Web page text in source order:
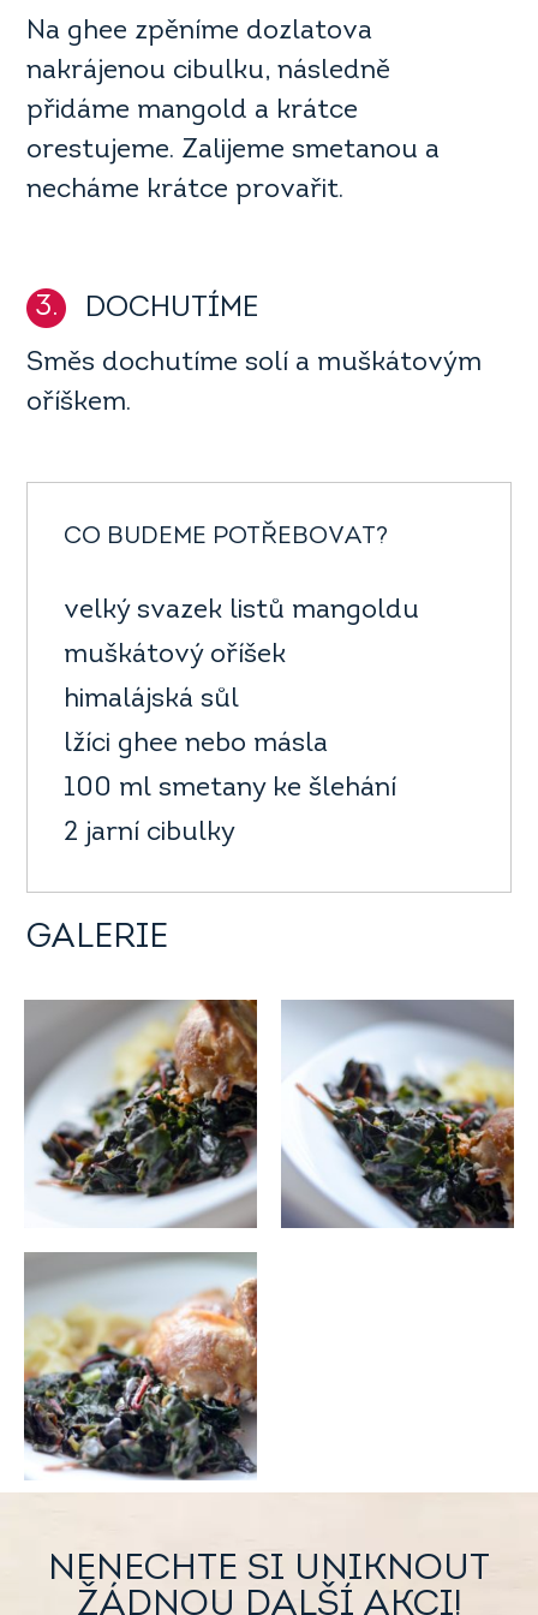
Na ghee zpěníme dozlatova
nakrájenou cibulku, následně
přidáme mangold a krátce
orestujeme. Zalijeme smetanou a
necháme krátce provařit.
3. DOCHUTÍME
Směs dochutíme solí a muškátovým
oříškem.
CO BUDEME POTŘEBOVAT?
velký svazek listů mangoldu
muškátový oříšek
himalájská sůl
lžíci ghee nebo másla
100 ml smetany ke šlehání
2 jarní cibulky
GALERIE
NENECHTE SI UNIKNOUT
ŽÁDNOU DALŠÍ AKCI!